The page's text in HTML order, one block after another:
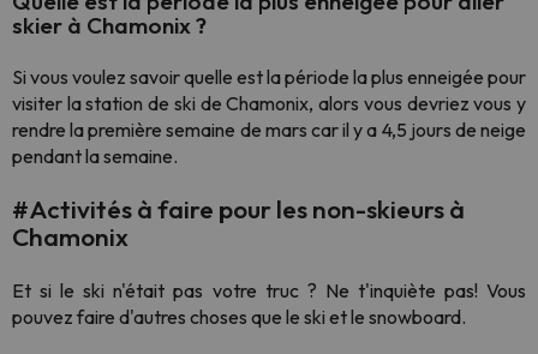
skier à Chamonix ?
Si vous voulez savoir quelle est la période la plus enneigée pour
visiter la station de ski de Chamonix, alors vous devriez vous y
rendre la première semaine de mars car il y a 4,5 jours de neige
pendant la semaine.
#Activités à faire pour les non-skieurs à
Chamonix
Et si le ski n'était pas votre truc ? Ne t'inquiète pas! Vous
pouvez faire d'autres choses que le ski et le snowboard.